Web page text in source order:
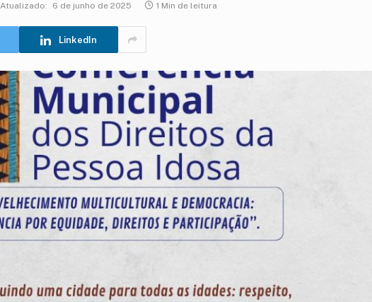
Atualizado: 6 de junho de 2025 1 Min de leitura
LinkedIn